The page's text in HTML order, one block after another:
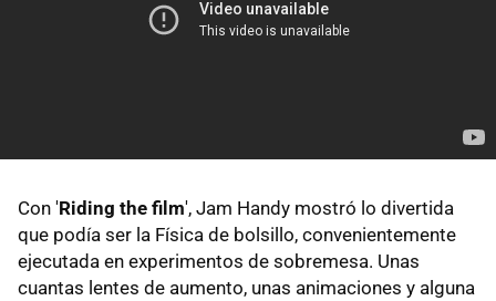
Con 'Riding the film', Jam Handy mostró lo divertida
que podía ser la Física de bolsillo, convenientemente
ejecutada en experimentos de sobremesa. Unas
cuantas lentes de aumento, unas animaciones y alguna